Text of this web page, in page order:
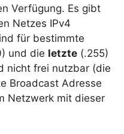
Verfügung. Es gibt
Netzes IPv4
für bestimmte
und die letzte (.255)
nicht frei nutzbar (die
Broadcast Adresse
Netzwerk mit dieser